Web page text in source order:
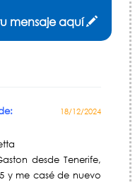
mensaje aquí
18/12/2024
desde Tenerife,
y me casé de nuevo